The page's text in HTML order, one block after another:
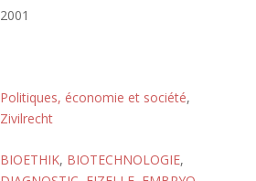
2001
Politiques, économie et société,
Zivilrecht
BIOETHIK, BIOTECHNOLOGIE,